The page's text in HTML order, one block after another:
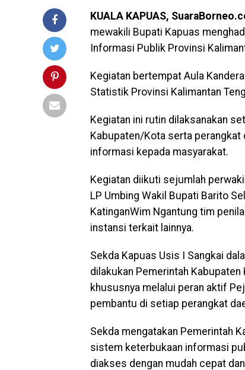
KUALA KAPUAS,
mewakili Bupati Kapuas
Informasi Publik Provinsi
Kegiatan bertempat Aula
Statistik Provinsi Kalimantan
Kegiatan ini rutin dilaksanakan
Kabupaten/Kota serta perangkat
informasi kepada masyarakat.
Kegiatan diikuti sejumlah
LP Umbing Wakil Bupati Barito
KatinganWim Ngantung tim
instansi terkait lainnya.
Sekda Kapuas Usis I Sangkai
dilakukan Pemerintah
khususnya melalui peran aktif
pembantu di setiap perangkat
Sekda mengatakan Pemerintah
sistem keterbukaan informasi
diakses dengan mudah cepat